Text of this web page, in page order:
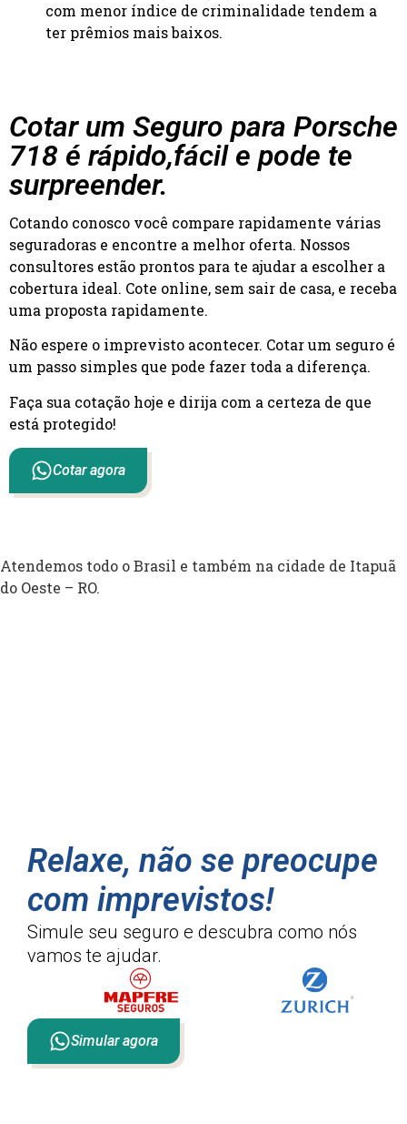
com menor índice de criminalidade tendem a
ter prêmios mais baixos.
Cotar um Seguro para Porsche
718 é rápido,fácil e pode te
surpreender.
Cotando conosco você compare rapidamente várias
seguradoras e encontre a melhor oferta. Nossos
consultores estão prontos para te ajudar a escolher a
cobertura ideal. Cote online, sem sair de casa, e receba
uma proposta rapidamente.
Não espere o imprevisto acontecer. Cotar um seguro é
um passo simples que pode fazer toda a diferença.
Faça sua cotação hoje e dirija com a certeza de que
está protegido!
Cotar agora
Atendemos todo o Brasil e também na cidade de Itapuã
do Oeste – RO.
Relaxe, não se preocupe
com imprevistos!
Simule seu seguro e descubra como nós
vamos te ajudar.
Simular agora